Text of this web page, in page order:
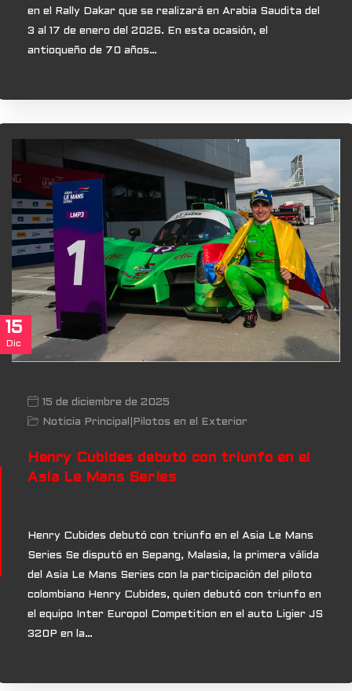
en el Rally Dakar que se realizará en Arabia Saudita del
3 al 17 de enero del 2026. En esta ocasión, el
antioqueño de 70 años…
15
Dic
15 de diciembre de 2025
Noticia Principal
Pilotos en el Exterior
Henry Cubides debutó con triunfo en el
Asia Le Mans Series
Henry Cubides debutó con triunfo en el Asia Le Mans
Series Se disputó en Sepang, Malasia, la primera válida
del Asia Le Mans Series con la participación del piloto
colombiano Henry Cubides, quien debutó con triunfo en
el equipo Inter Europol Competition en el auto Ligier JS
320P en la…